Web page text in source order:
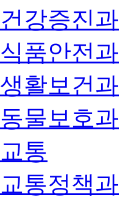
건강증진과
식품안전과
생활보건과
동물보호과
교통
교통정책과